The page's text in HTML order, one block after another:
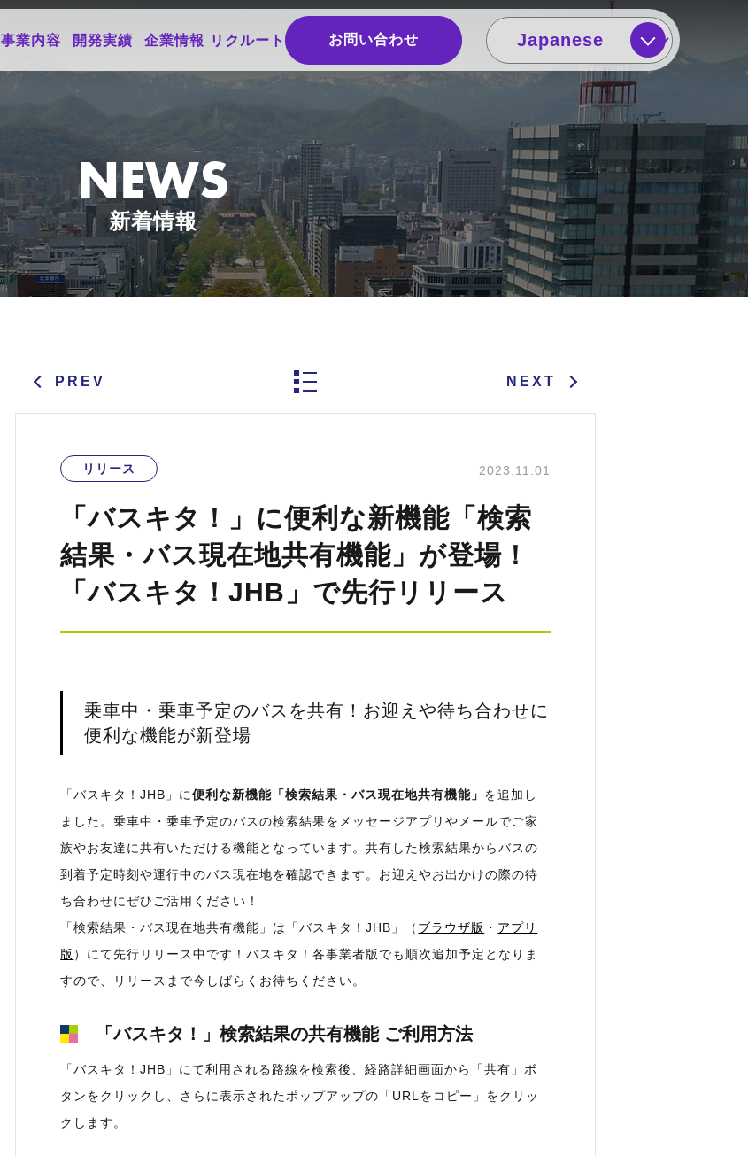
事業内容 開発実績 企業情報 リクルート お問い合わせ
NEWS
新着情報
PREV NEXT
リリース 2023.11.01
「バスキタ！」に便利な新機能「検索
結果・バス現在地共有機能」が登場！
「バスキタ！JHB」で先行リリース
乗車中・乗車予定のバスを共有！お迎えや待ち合わせに
便利な機能が新登場
「バスキタ！JHB」に便利な新機能「検索結果・バス現在地共有機能」 を追加し
ました。乗車中・乗車予定のバスの検索結果をメッセージアプリやメールでご家
族やお友達に共有いただける機能となっています。共有した検索結果からバスの
到着予定時刻や運行中のバス現在地を確認できます。お迎えやお出かけの際の待
ち合わせにぜひご活用ください！
「検索結果・バス現在地共有機能」は「バスキタ！JHB」（ ブラウザ版 ・ アプリ
版 ）にて先行リリース中です！バスキタ！各事業者版でも順次追加予定となりま
すので、リリースまで今しばらくお待ちください。
「バスキタ！」検索結果の共有機能 ご利用方法
「バスキタ！JHB」にて利用される路線を検索後、経路詳細画面から「共有」ボ
タンをクリックし、さらに表示されたポップアップの「URLをコピー」をクリッ
クします。